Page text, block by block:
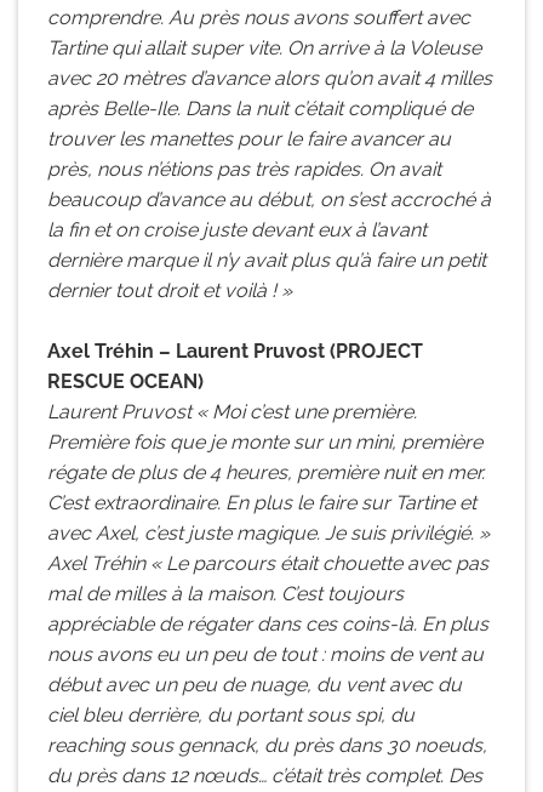
comprendre. Au près nous avons souffert avec
Tartine qui allait super vite. On arrive à la Voleuse
avec 20 mètres d’avance alors qu’on avait 4 milles
après Belle-Ile. Dans la nuit c’était compliqué de
trouver les manettes pour le faire avancer au
près, nous n’étions pas très rapides. On avait
beaucoup d’avance au début, on s’est accroché à
la fin et on croise juste devant eux à l’avant
dernière marque il n’y avait plus qu’à faire un petit
dernier tout droit et voilà ! »
Axel Tréhin – Laurent Pruvost (PROJECT
RESCUE OCEAN)
Laurent Pruvost « Moi c’est une première.
Première fois que je monte sur un mini, première
régate de plus de 4 heures, première nuit en mer.
C’est extraordinaire. En plus le faire sur Tartine et
avec Axel, c’est juste magique. Je suis privilégié. »
Axel Tréhin « Le parcours était chouette avec pas
mal de milles à la maison. C’est toujours
appréciable de régater dans ces coins-là. En plus
nous avons eu un peu de tout : moins de vent au
début avec un peu de nuage, du vent avec du
ciel bleu derrière, du portant sous spi, du
reaching sous gennack, du près dans 30 noeuds,
du près dans 12 nœuds… c’était très complet. Des